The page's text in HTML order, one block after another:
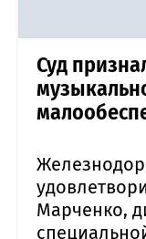
Суд
Марченко,